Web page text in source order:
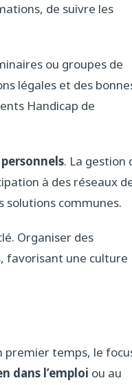
de suivre les
ou groupes de
légales et des
Handicap de
. La gestion
à des réseaux
solutions communes.
Organiser des
favorisant une culture
premier temps, le
dans l’emploi ou au